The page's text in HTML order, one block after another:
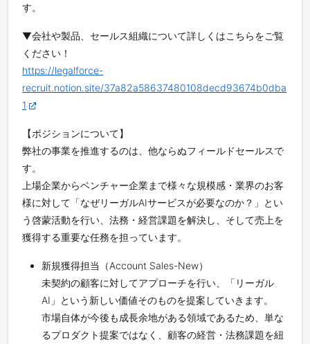
す。
▼会社や製品、セールス組織について詳しくはこちらをご覧
ください！
https://legalforce-
recruit.notion.site/37a82a58637480108decd93674b0dba
1
【ポジションについて】
弊社の事業を推進するのは、他ならぬフィールドセールスで
す。
上場企業からベンチャー企業まで様々な規模感・業界のお客
様に対して「なぜリーガルAIサービスが必要なのか？」とい
う啓蒙活動を行い、法務・経営課題を解決し、そして売上を
獲得する重要な任務を担っています。
新規獲得担当（Account Sales-New）
未契約の顧客に対してアプローチを行い、「リーガル
AI」という新しい価値そのものを提案していきます。
市場自体が今後も成長余地がある領域であるため、単な
るプロダクト提案ではなく、顧客の経営・法務課題を紐